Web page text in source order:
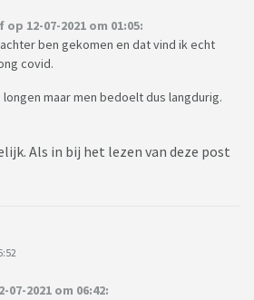
12-07-2021 om 01:05:
ben gekomen en dat vind ik echt
covid.
maar men bedoelt dus langdurig.
Als in bij het lezen van deze post
2021 om 06:42: